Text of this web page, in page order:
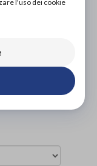
l'uso dei cookie